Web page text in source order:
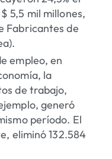
5,5 mil millones,
Fabricantes de
empleo, en
la
de trabajo,
generó
período. El
eliminó 132.584